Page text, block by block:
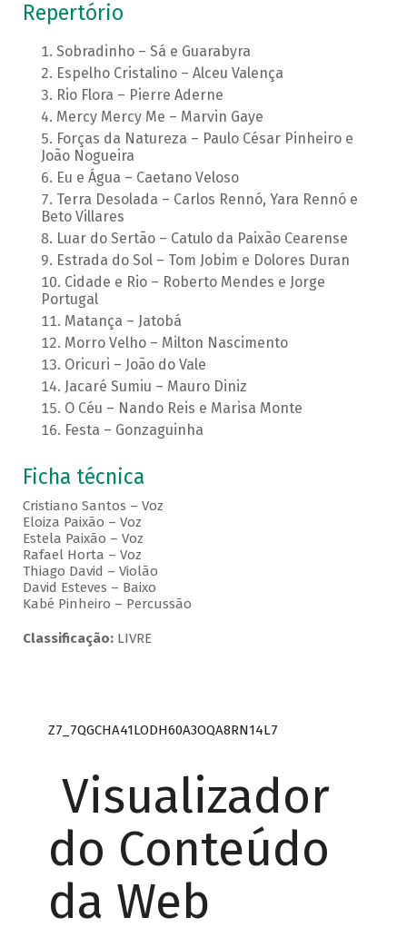
Repertório
Sobradinho – Sá e Guarabyra
Espelho Cristalino – Alceu Valença
Rio Flora – Pierre Aderne
Mercy Mercy Me – Marvin Gaye
Forças da Natureza – Paulo César Pinheiro e
João Nogueira
Eu e Água – Caetano Veloso
Terra Desolada – Carlos Rennó, Yara Rennó e
Beto Villares
Luar do Sertão – Catulo da Paixão Cearense
Estrada do Sol – Tom Jobim e Dolores Duran
Cidade e Rio – Roberto Mendes e Jorge
Portugal
Matança – Jatobá
Morro Velho – Milton Nascimento
Oricuri – João do Vale
Jacaré Sumiu – Mauro Diniz
O Céu – Nando Reis e Marisa Monte
Festa – Gonzaguinha
Ficha técnica
Cristiano Santos – Voz
Eloiza Paixão – Voz
Estela Paixão – Voz
Rafael Horta – Voz
Thiago David – Violão
David Esteves – Baixo
Kabé Pinheiro – Percussão
Classificação:LIVRE
Z7_7QGCHA41LODH60A3OQA8RN14L7
Visualizador
do Conteúdo
da Web